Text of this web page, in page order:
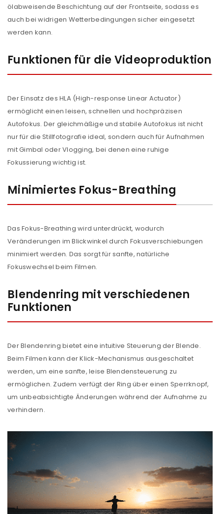
Anmeldeformular geschützt durchWP Captcha
ölabweisende Beschichtung auf der Frontseite, sodass es
auch bei widrigen Wetterbedingungen sicher eingesetzt
werden kann.
Funktionen für die Videoproduktion
Der Einsatz des HLA (High-response Linear Actuator)
ermöglicht einen leisen, schnellen und hochpräzisen
Autofokus. Der gleichmäßige und stabile Autofokus ist nicht
nur für die Stillfotografie ideal, sondern auch für Aufnahmen
mit Gimbal oder Vlogging, bei denen eine ruhige
Fokussierung wichtig ist.
Minimiertes Fokus-Breathing
Das Fokus-Breathing wird unterdrückt, wodurch
Veränderungen im Blickwinkel durch Fokusverschiebungen
minimiert werden. Das sorgt für sanfte, natürliche
Fokuswechsel beim Filmen.
Blendenring mit verschiedenen
Funktionen
Der Blendenring bietet eine intuitive Steuerung der Blende.
Beim Filmen kann der Klick-Mechanismus ausgeschaltet
werden, um eine sanfte, leise Blendensteuerung zu
ermöglichen. Zudem verfügt der Ring über einen Sperrknopf,
um unbeabsichtigte Änderungen während der Aufnahme zu
verhindern.